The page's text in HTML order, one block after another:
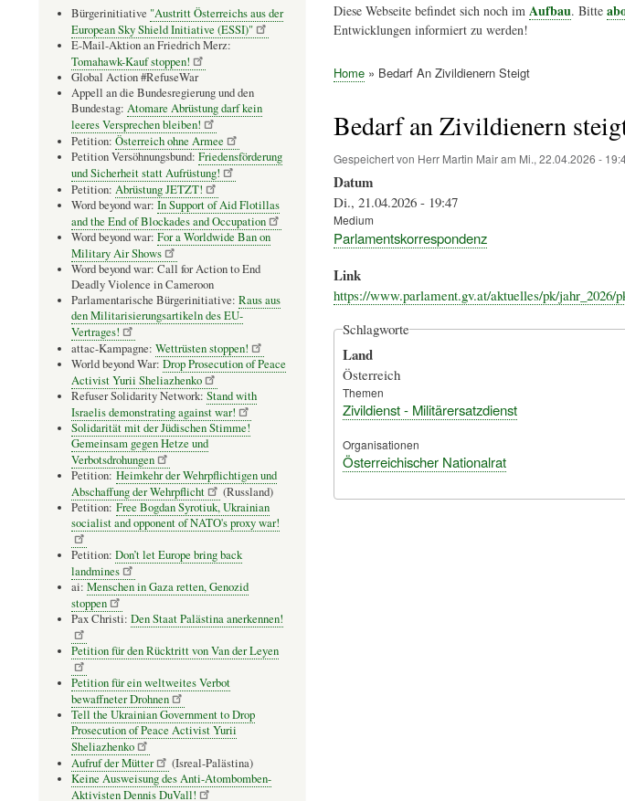
Diese Webseite befindet sich noch im Aufbau. Bitte
Entwicklungen informiert zu werden!
Home Bedarf An Zivildienern Steigt
Bedarf an Zivildienern
Gespeichert von Herr Martin Mairam Mi., 22.04.2026 -
Datum
Di., 21.04.2026 - 19:47
Medium
Parlamentskorrespondenz
Link
https://www.parlament.gv.at/aktuelles/pk/jahr_2026/
Schlagworte
Land
Österreich
Themen
Zivildienst - Militärersatzdienst
Organisationen
Österreichischer Nationalrat
Bürgerinitiative "Austritt Österreichs aus der
European Sky Shield Initiative (ESSI)"
E-Mail-Aktion an Friedrich Merz:
Tomahawk-Kauf stoppen!
Global Action #RefuseWar
Appell an die Bundesregierung und den
Bundestag: Atomare Abrüstung darf kein
leeres Versprechen bleiben!
Petition: Österreich ohne Armee
Petition Versöhnungsbund: Friedensförderung
und Sicherheit statt Aufrüstung!
Petition: Abrüstung JETZT!
Word beyond war: In Support of Aid Flotillas
and the End of Blockades and Occupation
Word beyond war: For a Worldwide Ban on
Military Air Shows
Word beyond war: Call for Action to End
Deadly Violence in Cameroon
Parlamentarische Bürgerinitiative: Raus aus
den Militarisierungsartikeln des EU-
Vertrages!
attac-Kampagne: Wettrüsten stoppen!
World beyond War: Drop Prosecution of Peace
Activist Yurii Sheliazhenko
Refuser Solidarity Network: Stand with
Israelis demonstrating against war!
Solidarität mit der Jüdischen Stimme!
Gemeinsam gegen Hetze und
Verbotsdrohungen
Petition: Heimkehr der Wehrpflichtigen und
Abschaffung der Wehrpflicht
(Russland)
Petition: Free Bogdan Syrotiuk, Ukrainian
socialist and opponent of NATO's proxy war!
Petition: Don’t let Europe bring back
landmines
ai: Menschen in Gaza retten, Genozid
stoppen
Pax Christi: Den Staat Palästina anerkennen!
Petition für den Rücktritt von Van der Leyen
Petition für ein weltweites Verbot
bewaffneter Drohnen
Tell the Ukrainian Government to Drop
Prosecution of Peace Activist Yurii
Sheliazhenko
Aufruf der Mütter
(Isreal-Palästina)
Keine Ausweisung des Anti-Atombomben-
Aktivisten Dennis DuVall!